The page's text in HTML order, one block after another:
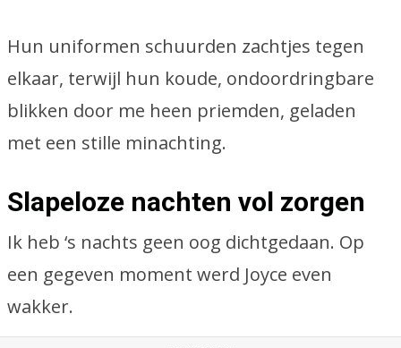
Hun uniformen schuurden zachtjes tegen
elkaar, terwijl hun koude, ondoordringbare
blikken door me heen priemden, geladen
met een stille minachting.
Slapeloze nachten vol zorgen
Ik heb ‘s nachts geen oog dichtgedaan. Op
een gegeven moment werd Joyce even
wakker.